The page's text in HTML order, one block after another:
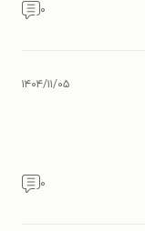
۰
۱۴۰۴/۱۱/۰۵
۰